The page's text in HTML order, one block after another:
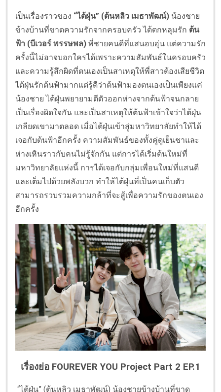
เป็นเรื่องราวของ “ไต้ฝุ่น” (ต้นหลิว เมธาพัฒน์) น้องชาย
ข้างบ้านที่ขาดความรักจากครอบครัว ได้ตกหลุมรัก ต้น
ฟ้า (บีเวอร์ พรรษพล) พี่ชายคนดีที่แสนอบอุ่น แต่ความรัก
ครั้งนี้ไม่อาจบอกใครได้เพราะความสัมพันธ์ในครอบครัว
และความรู้สึกผิดที่ตนเองเป็นสาเหตุให้พี่สาวต้องเสียชีวิต
ไต้ฝุ่นรักต้นฟ้ามากแต่รู้ดีว่าต้นฟ้ามองตนเองเป็นเพียงแค่
น้องชาย ไต้ฝุ่นพยายามตีตัวออกห่างจากต้นฟ้าจนกลาย
เป็นเรื่องผิดใจกัน และเป็นสาเหตุให้ต้นฟ้าเข้าใจว่าไต้ฝุ่น
เกลียดเขามาตลอด เมื่อไต้ฝุ่นเข้าสู่มหาวิทยาลัยทำให้ได้
เจอกับต้นฟ้าอีกครั้ง ความสัมพันธ์ของทั้งคู่ดูเย็นชาและ
ห่างเหินราวกับคนไม่รู้จักกัน แต่การได้เริ่มต้นใหม่ที่
มหาวิทยาลัยแห่งนี้ การได้เจอกับกลุ่มเพื่อนใหม่ที่แสนดี
และเต็มไปด้วยพลังบวก ทำให้ไต้ฝุ่นที่เป็นคนเก็บตัว
สามารถรวบรวมความกล้าที่จะสู้เพื่อความรักของตนเอง
อีกครั้ง
เรื่องย่อ FOUREVER YOU Project Part 2 EP.1
“ไต้ฝุ่น” (ต้นหลิว เมธาพัฒน์) น้องชายข้างบ้านที่ขาด